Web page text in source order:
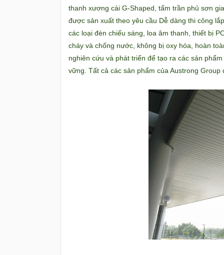
thanh xương cài G-Shaped, tấm trần phủ sơn
được sản xuất theo yêu cầu Dễ dàng thi công
các loại đèn chiếu sáng, loa âm thanh, thiết bị
cháy và chống nước, không bị oxy hóa, hoàn
nghiên cứu và phát triển để tạo ra các sản
vững. Tất cả các sản phẩm của Austrong Group